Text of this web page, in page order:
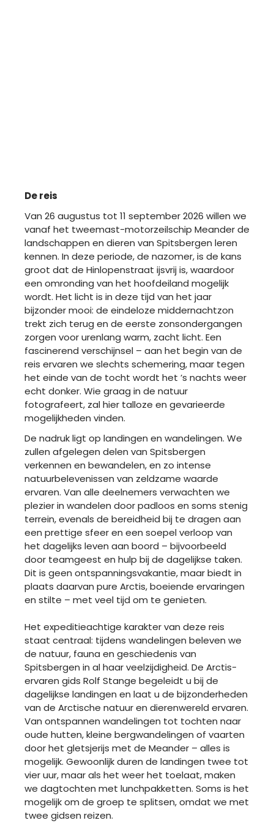
De reis
Van 26 augustus tot 11 september 2026 willen we
vanaf het tweemast-motorzeilschip Meander de
landschappen en dieren van Spitsbergen leren
kennen. In deze periode, de nazomer, is de kans
groot dat de Hinlopenstraat ijsvrij is, waardoor
een omronding van het hoofdeiland mogelijk
wordt. Het licht is in deze tijd van het jaar
bijzonder mooi: de eindeloze middernachtzon
trekt zich terug en de eerste zonsondergangen
zorgen voor urenlang warm, zacht licht. Een
fascinerend verschijnsel – aan het begin van de
reis ervaren we slechts schemering, maar tegen
het einde van de tocht wordt het ’s nachts weer
echt donker. Wie graag in de natuur
fotografeert, zal hier talloze en gevarieerde
mogelijkheden vinden.
De nadruk ligt op landingen en wandelingen. We
zullen afgelegen delen van Spitsbergen
verkennen en bewandelen, en zo intense
natuurbelevenissen van zeldzame waarde
ervaren. Van alle deelnemers verwachten we
plezier in wandelen door padloos en soms stenig
terrein, evenals de bereidheid bij te dragen aan
een prettige sfeer en een soepel verloop van
het dagelijks leven aan boord – bijvoorbeeld
door teamgeest en hulp bij de dagelijkse taken.
Dit is geen ontspanningsvakantie, maar biedt in
plaats daarvan pure Arctis, boeiende ervaringen
en stilte – met veel tijd om te genieten.
Het expeditieachtige karakter van deze reis
staat centraal: tijdens wandelingen beleven we
de natuur, fauna en geschiedenis van
Spitsbergen in al haar veelzijdigheid. De Arctis-
ervaren gids Rolf Stange begeleidt u bij de
dagelijkse landingen en laat u de bijzonderheden
van de Arctische natuur en dierenwereld ervaren.
Van ontspannen wandelingen tot tochten naar
oude hutten, kleine bergwandelingen of vaarten
door het gletsjerijs met de Meander – alles is
mogelijk. Gewoonlijk duren de landingen twee tot
vier uur, maar als het weer het toelaat, maken
we dagtochten met lunchpakketten. Soms is het
mogelijk om de groep te splitsen, omdat we met
twee gidsen reizen.